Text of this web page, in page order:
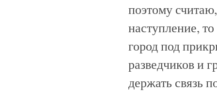
поэтому
наступление,
город под
разведчиков и
держать связь